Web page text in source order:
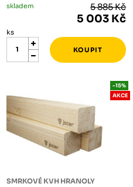
skladem 5 885 Kč
5 003 Kč
ks
SMRKOVÉ KVH HRANOLY
-15%
AKCE